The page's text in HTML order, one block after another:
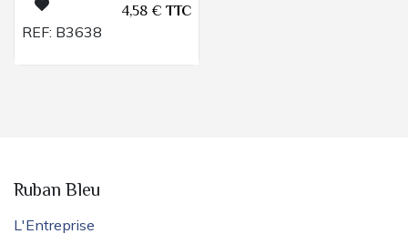
4,58€TTC
REF: B3638
Ruban Bleu
L'Entreprise